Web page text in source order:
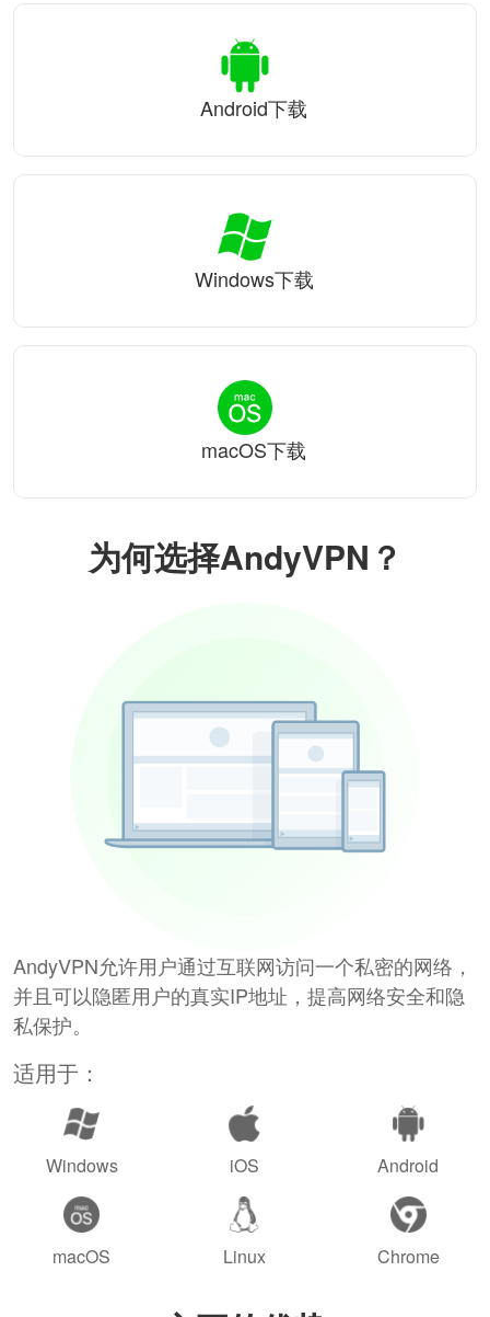
为何选择AndyVPN？
AndyVPN允许用户通过互联网访问一个私密的网络，
并且可以隐匿用户的真实IP地址，提高网络安全和隐
私保护。
适用于：
Windows iOS Android
macOS Linux Chrome
Android下载
Windows下载
macOS下载